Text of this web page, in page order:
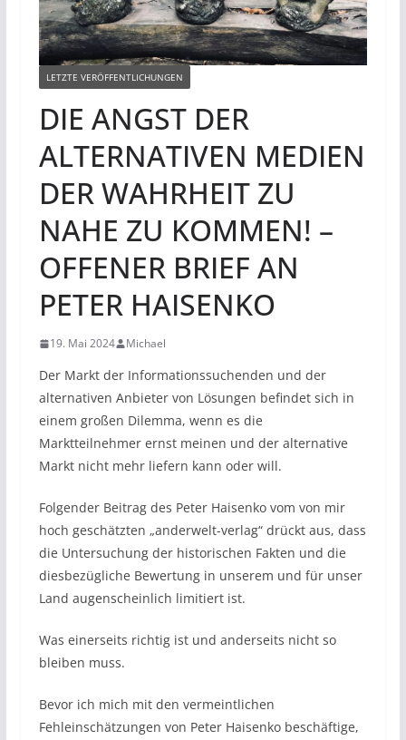
LETZTE VERÖFFENTLICHUNGEN
DIE ANGST DER
ALTERNATIVEN MEDIEN
DER WAHRHEIT ZU
NAHE ZU KOMMEN! –
OFFENER BRIEF AN
PETER HAISENKO
19. Mai 2024 Michael
Der Markt der Informationssuchenden und der
alternativen Anbieter von Lösungen befindet sich in
einem großen Dilemma, wenn es die
Marktteilnehmer ernst meinen und der alternative
Markt nicht mehr liefern kann oder will.
Folgender Beitrag des Peter Haisenko vom von mir
hoch geschätzten „anderwelt-verlag“ drückt aus, dass
die Untersuchung der historischen Fakten und die
diesbezügliche Bewertung in unserem und für unser
Land augenscheinlich limitiert ist.
Was einerseits richtig ist und anderseits nicht so
bleiben muss.
Bevor ich mich mit den vermeintlichen
Fehleinschätzungen von Peter Haisenko beschäftige,